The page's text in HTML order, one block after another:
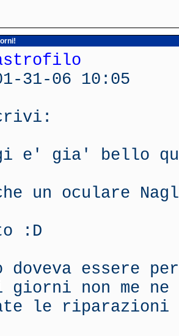
31-06 10:05
e' gia' bello
un oculare
:D
doveva essere
giorni non me
le